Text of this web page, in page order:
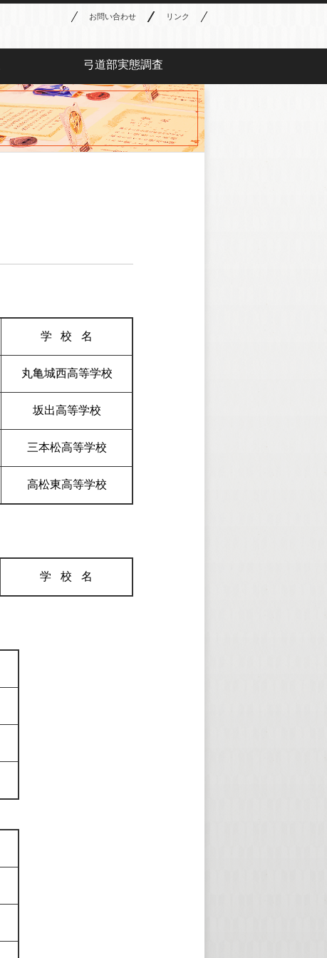
お問い合わせ リンク
弓道部実態調査
学校名
丸亀城西高等学校
坂出高等学校
三本松高等学校
高松東高等学校
学校 名